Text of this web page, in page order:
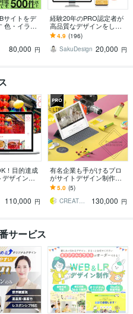
サイトをデ
色・イラス
ブランド
引き出し
80,000 円
経験20年のPRO認定者が
高品質なデザインをしま
す スマホ込み！差をつけ
るWEBサイト、LPデザイ
ン承ります
4.9 (196)
SakuDesign 20,000 円
！目的達成
ザインし
も可能！
要な方に
績多数！
110,000 円
有名企業も手がけるプロ
がサイトデザイン制作し
ます デザインのみ欲しい
という方へ★要望に沿っ
て柔軟に対応可能
5.0 (5)
CREATORSZERO
130,000 円
サービス